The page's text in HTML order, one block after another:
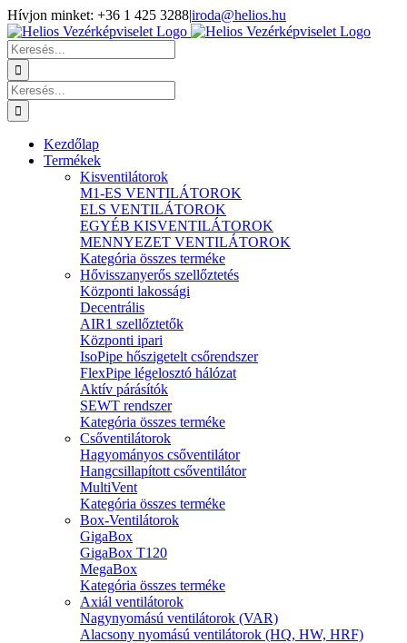
Kihagyás
Hívjon minket: +36 1 425 3288|iroda@helios.hu
YouTube
Facebook
Keresés...
Keresés...
Kezdőlap
Termékek
Kisventilátorok
M1-ES VENTILÁTOROK
ELS VENTILÁTOROK
EGYÉB KISVENTILÁTOROK
MENNYEZET VENTILÁTOROK
Kategória összes terméke
Hővisszanyerős szellőztetés
Központi lakossági
Decentrális
AIR1 szellőztetők
Központi ipari
IsoPipe hőszigetelt csőrendszer
FlexPipe légelosztó hálózat
Aktív párásítók
SEWT rendszer
Kategória összes terméke
Csőventilátorok
Hagyományos csőventilátor
Hangcsillapított csőventilátor
MultiVent
Kategória összes terméke
Box-Ventilátorok
GigaBox
GigaBox T120
MegaBox
Kategória összes terméke
Axiál ventilátorok
Nagynyomású ventilátorok (VAR)
Alacsony nyomású ventilátorok (HQ, HW, HRF)